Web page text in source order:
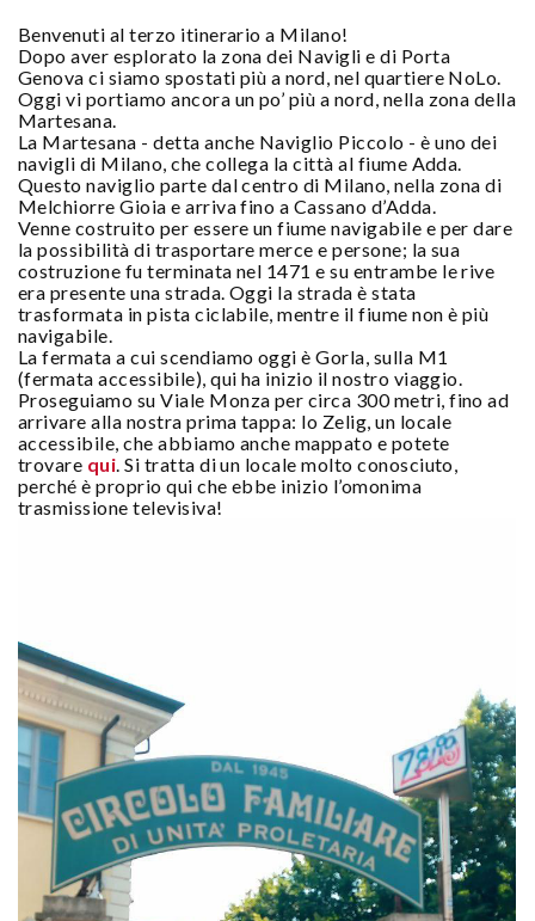
Benvenuti al terzo itinerario a Milano!
Dopo aver esplorato la zona dei Navigli e di Porta
Genova ci siamo spostati più a nord, nel quartiere NoLo.
Oggi vi portiamo ancora un po’ più a nord, nella zona della
Martesana.
La Martesana - detta anche Naviglio Piccolo - è uno dei
navigli di Milano, che collega la città al fiume Adda.
Questo naviglio parte dal centro di Milano, nella zona di
Melchiorre Gioia e arriva fino a Cassano d’Adda.
Venne costruito per essere un fiume navigabile e per dare
la possibilità di trasportare merce e persone; la sua
costruzione fu terminata nel 1471 e su entrambe le rive
era presente una strada. Oggi la strada è stata
trasformata in pista ciclabile, mentre il fiume non è più
navigabile.
La fermata a cui scendiamo oggi è Gorla, sulla M1
(fermata accessibile), qui ha inizio il nostro viaggio.
Proseguiamo su Viale Monza per circa 300 metri, fino ad
arrivare alla nostra prima tappa: lo Zelig, un locale
accessibile, che abbiamo anche mappato e potete
trovare qui. Si tratta di un locale molto conosciuto,
perché è proprio qui che ebbe inizio l’omonima
trasmissione televisiva!